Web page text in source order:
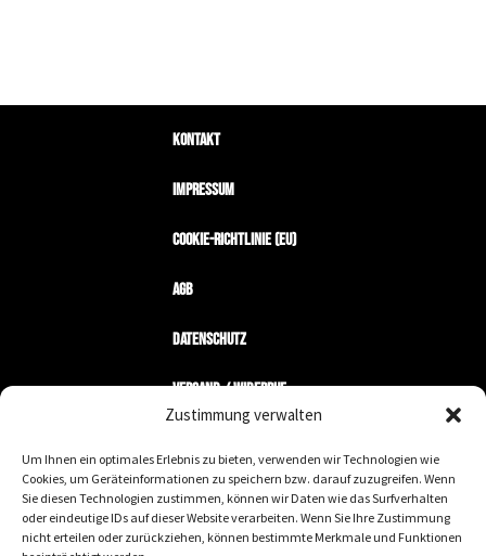
Zustimmung verwalten
Um Ihnen ein optimales Erlebnis zu bieten, verwenden wir Technologien wie
Cookies, um Geräteinformationen zu speichern bzw. darauf zuzugreifen. Wenn
Sie diesen Technologien zustimmen, können wir Daten wie das Surfverhalten
oder eindeutige IDs auf dieser Website verarbeiten. Wenn Sie Ihre Zustimmung
nicht erteilen oder zurückziehen, können bestimmte Merkmale und Funktionen
Kontakt
Impressum
Cookie-Richtlinie (EU)
AGB
Datenschutz
Versand / Widerruf
Mein Konto
Wir machen keine Geschäfte mit Nazis.